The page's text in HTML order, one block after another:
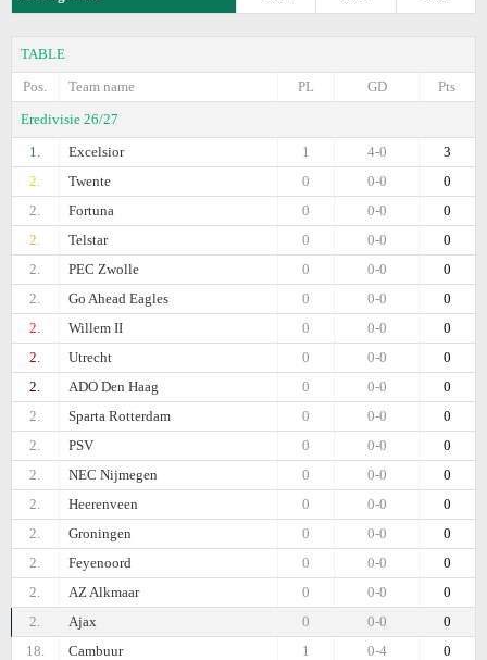
TABLE
Pos.
Team name Pts
GD
PL
Eredivisie 26/27
1.
Excelsior 3
4-0
1
2.
Twente 0
0-0
0
2.
Fortuna 0
0-0
0
2.
Telstar 0
0-0
0
2.
PEC Zwolle 0
0-0
0
2.
Go Ahead Eagles 0
0-0
0
2.
Willem II 0
0-0
0
2.
Utrecht 0
0-0
0
2.
ADO Den Haag 0
0-0
0
2.
Sparta Rotterdam 0
0-0
0
2.
PSV 0
0-0
0
2.
NEC Nijmegen 0
0-0
0
2.
Heerenveen 0
0-0
0
2.
Groningen 0
0-0
0
2.
Feyenoord 0
0-0
0
2.
AZ Alkmaar 0
0-0
0
2.
Ajax 0
0-0
0
18.
Cambuur 0
0-4
1